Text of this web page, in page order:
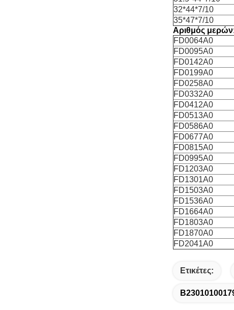
32*44*7/10
35*47*7/10
Αριθμός
FD0064A0
FD0095A0
FD0142A0
FD0199A0
FD0258A0
FD0332A0
FD0412A0
FD0513A0
FD0586A0
FD0677A0
FD0815A0
FD0995A0
FD1203A0
FD1301A0
FD1503A0
FD1536A0
FD1664A0
FD1803A0
FD1870A0
FD2041A0
Ετικέτες: